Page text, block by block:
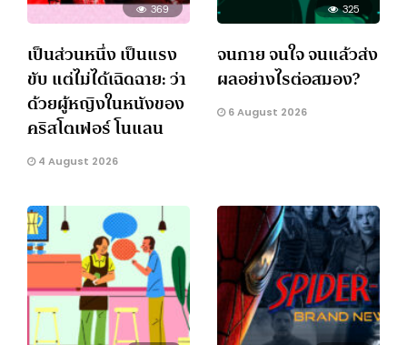
369
เป็นส่วนหนึ่ง เป็นแรง
ขับ แต่ไม่ได้เฉิดฉาย: ว่า
ด้วยผู้หญิงในหนังของ
คริสโตเฟอร์ โนแลน
4 August 2026
325
จนกาย จนใจ จนแล้วส่ง
ผลอย่างไรต่อสมอง?
6 August 2026